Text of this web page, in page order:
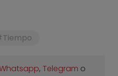
Tiempo
,Telegram o